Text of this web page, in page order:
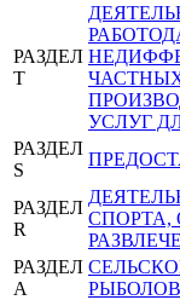
РАЗДЕЛ
T
УСЛУГ
РАЗДЕЛ
S
РАЗДЕЛ
R
СПОРТА,
РАЗДЕЛ
A